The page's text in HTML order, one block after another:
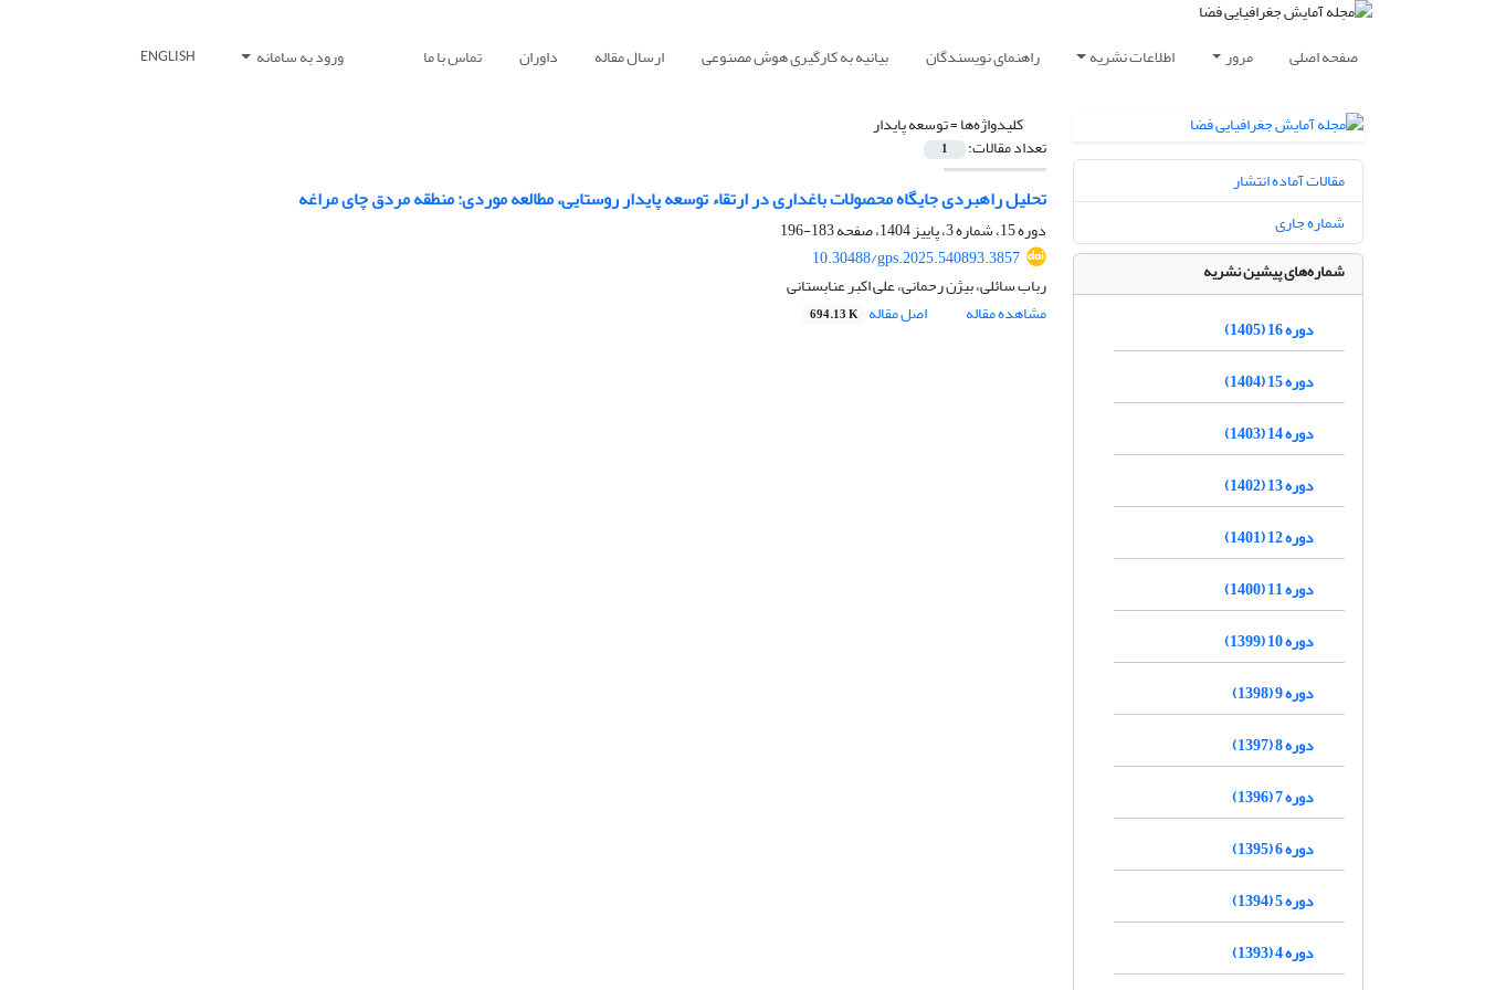
صفحه اصلی مرور اطلاعات نشریه راهنمای نویسندگان بیانیه به کارگیری هوش مصنوعی ارسال مقاله داوران تماس با ما ورود به سامانه ENGLISH
کلیدواژه‌ها =توسعه پایدار
تعداد مقالات: 1
تحلیل راهبردی جایگاه محصولات باغداری در ارتقاء توسعه پایدار روستایی، مطالعه موردی: منطقه مردق چای مراغه
دوره 15، شماره 3، پاییز 1404، صفحه
183-196
10.30488/gps.2025.540893.3857
رباب سائلی، بیژن رحمانی، علی اکبر عنابستانی
مشاهده مقاله
اصل مقاله 694.13 K
مقالات آماده انتشار
شماره جاری
شماره‌های پیشین نشریه
دوره 16 (1405)
دوره 15 (1404)
دوره 14 (1403)
دوره 13 (1402)
دوره 12 (1401)
دوره 11 (1400)
دوره 10 (1399)
دوره 9 (1398)
دوره 8 (1397)
دوره 7 (1396)
دوره 6 (1395)
دوره 5 (1394)
دوره 4 (1393)